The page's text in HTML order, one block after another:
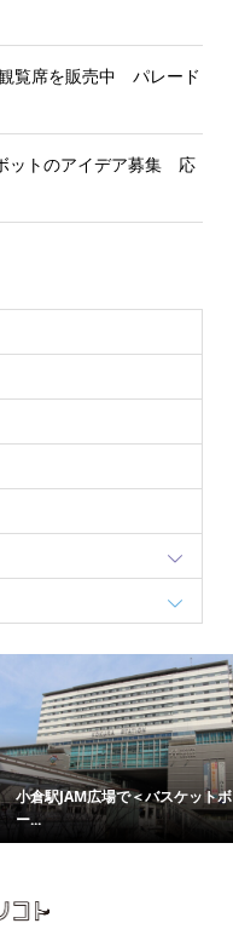
覧席を販売中 パレード
ットのアイデア募集 応
駅JAM広場で＜バスケットボ